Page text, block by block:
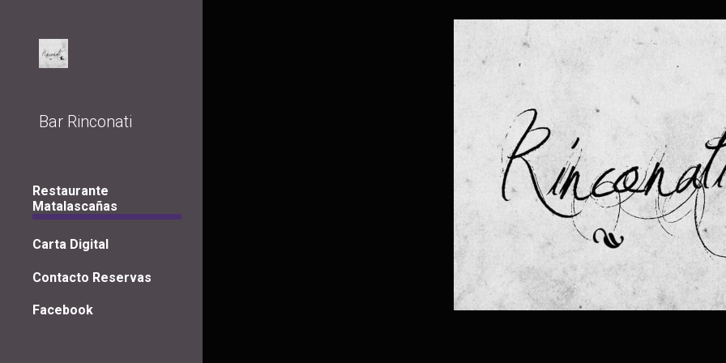
Skip to
Bar Rinconati
Restaurante
Matalascañas
Carta Digital
Contacto Reservas
Facebook